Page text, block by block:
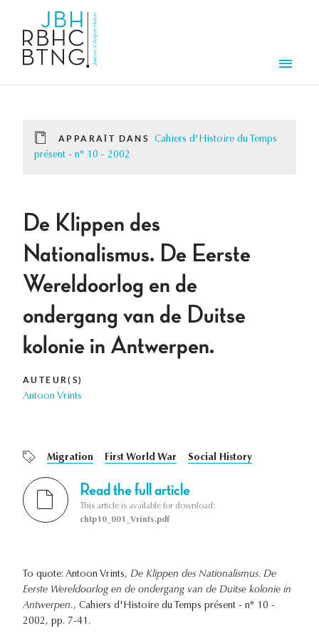
APPARAÎT DANS
Cahiers d'Histoire du Temps
présent - n° 10 - 2002
De Klippen des
Nationalismus. De Eerste
Wereldoorlog en de
ondergang van de Duitse
kolonie in Antwerpen.
AUTEUR(S)
Antoon Vrints
Migration First World War Social History
Read the full article
This article is available for download:
chtp10_001_Vrints.pdf
To quote: Antoon Vrints, De Klippen des Nationalismus. De
Eerste Wereldoorlog en de ondergang van de Duitse kolonie in
Antwerpen., Cahiers d'Histoire du Temps présent - n° 10 -
2002, pp. 7-41.